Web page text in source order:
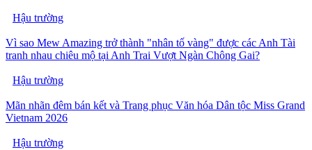
Hậu trường
Vì sao Mew Amazing trở thành "nhân tố vàng" được các Anh Tài
tranh nhau chiêu mộ tại Anh Trai Vượt Ngàn Chông Gai?
Hậu trường
Mãn nhãn đêm bán kết và Trang phục Văn hóa Dân tộc Miss Grand
Vietnam 2026
Hậu trường